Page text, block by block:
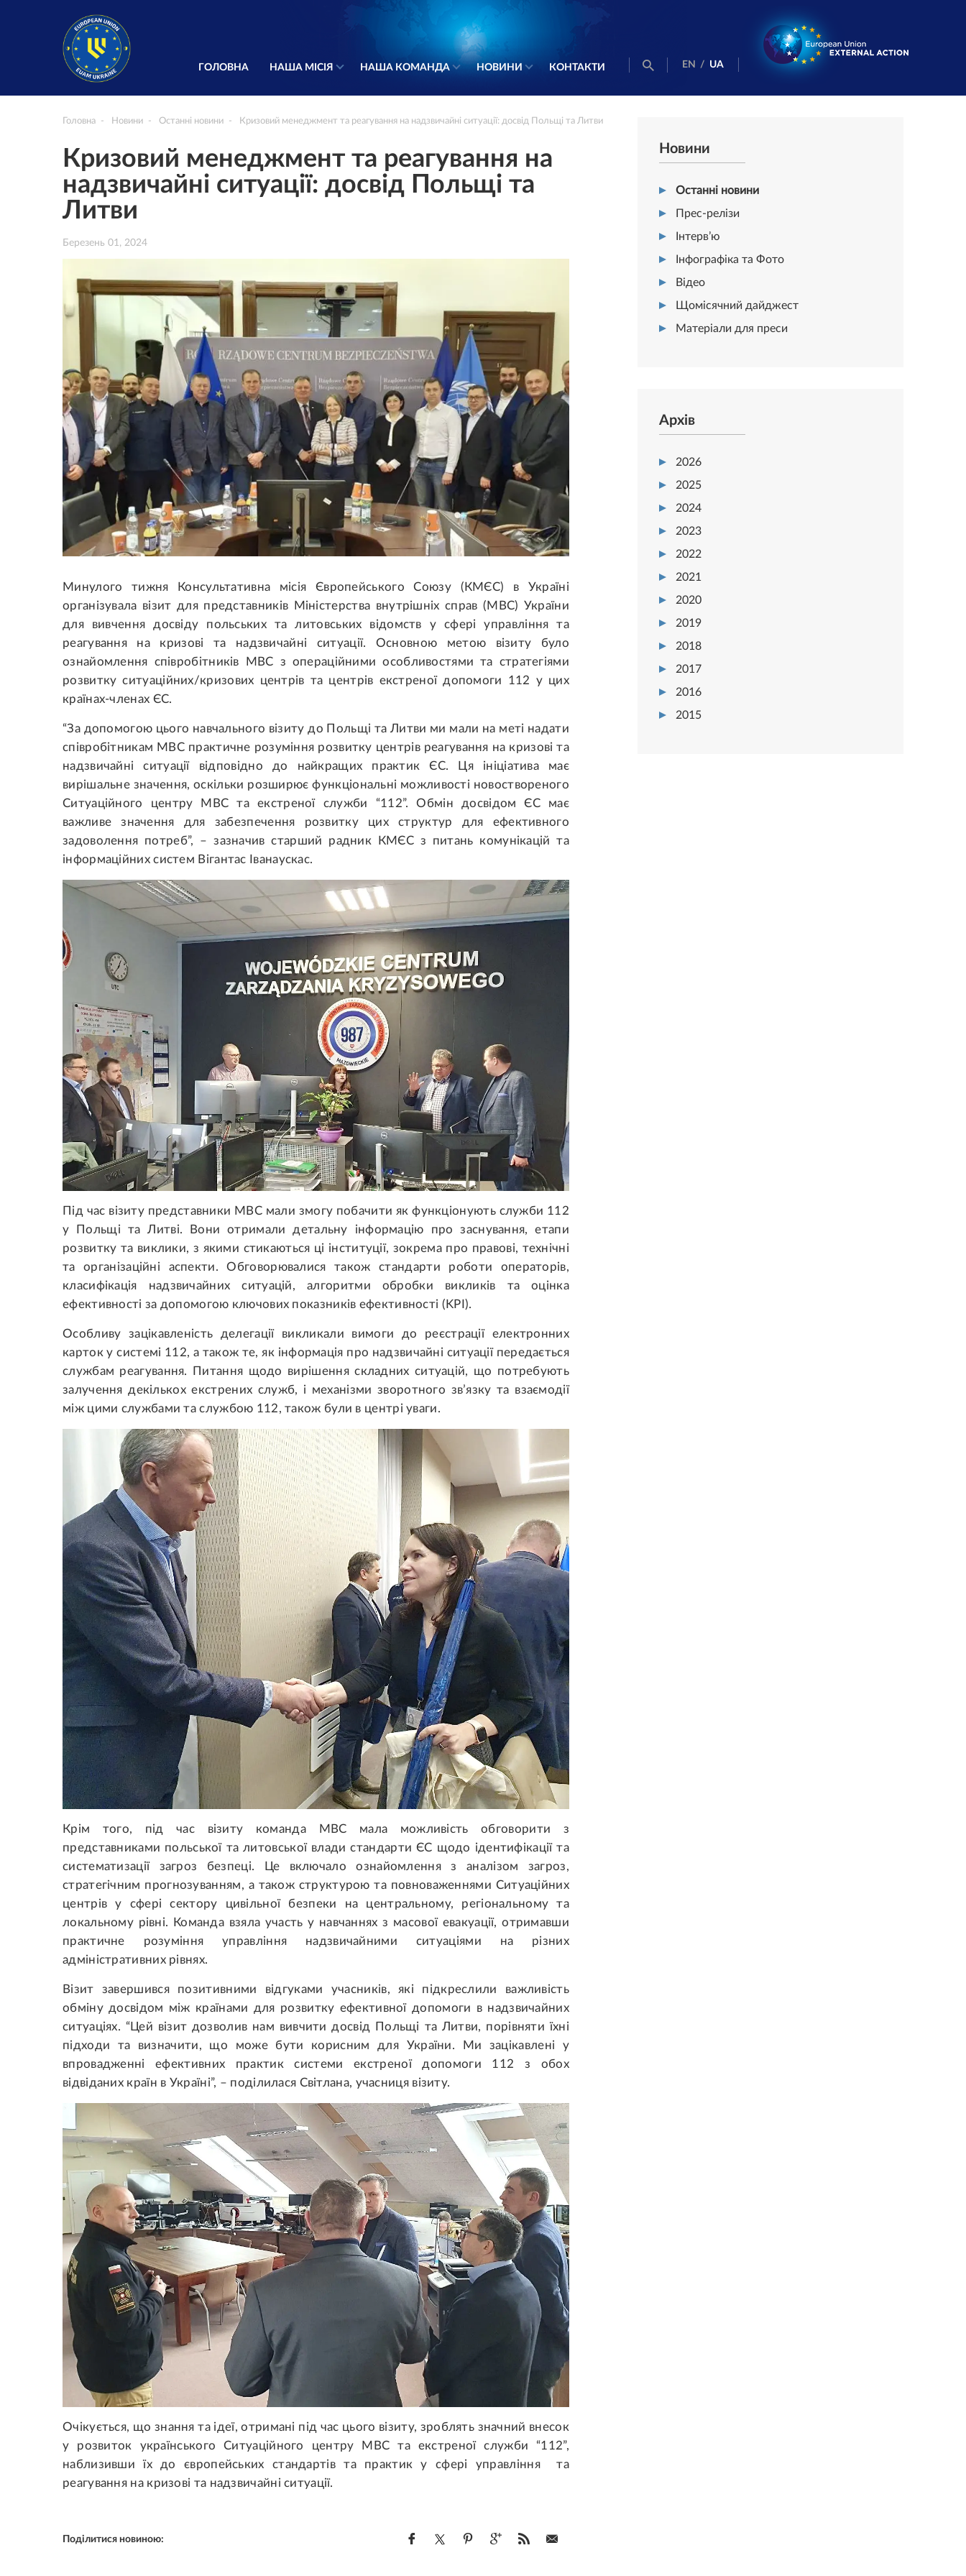
ГОЛОВНА НАША МІСІЯ НАША КОМАНДА НОВИНИ КОНТАКТИ EN / UA
Головна Новини Останні новини Кризовий менеджмент та реагування на надзвичайні ситуації: досвід Польщі та Литви
Кризовий менеджмент та реагування на
надзвичайні ситуації: досвід Польщі та
Литви
Березень 01, 2024
Минулого тижня Консультативна місія Європейського Союзу (КМЄС) в Україні
організувала візит для представників Міністерства внутрішніх справ (МВС) України
для вивчення досвіду польських та литовських відомств у сфері управління та
реагування на кризові та надзвичайні ситуації. Основною метою візиту було
ознайомлення співробітників МВС з операційними особливостями та стратегіями
розвитку ситуаційних/кризових центрів та центрів екстреної допомоги 112 у цих
країнах-членах ЄС.
“За допомогою цього навчального візиту до Польщі та Литви ми мали на меті надати
співробітникам МВС практичне розуміння розвитку центрів реагування на кризові та
надзвичайні ситуації відповідно до найкращих практик ЄС. Ця ініціатива має
вирішальне значення, оскільки розширює функціональні можливості новоствореного
Ситуаційного центру МВС та екстреної служби “112”. Обмін досвідом ЄС має
важливе значення для забезпечення розвитку цих структур для ефективного
задоволення потреб”, – зазначив старший радник КМЄС з питань комунікацій та
інформаційних систем Вігантас Іванаускас.
Під час візиту представники МВС мали змогу побачити як функціонують служби 112
у Польщі та Литві. Вони отримали детальну інформацію про заснування, етапи
розвитку та виклики, з якими стикаються ці інституції, зокрема про правові, технічні
та організаційні аспекти. Обговорювалися також стандарти роботи операторів,
класифікація надзвичайних ситуацій, алгоритми обробки викликів та оцінка
ефективності за допомогою ключових показників ефективності (KPI).
Особливу зацікавленість делегації викликали вимоги до реєстрації електронних
карток у системі 112, а також те, як інформація про надзвичайні ситуації передається
службам реагування. Питання щодо вирішення складних ситуацій, що потребують
залучення декількох екстрених служб, і механізми зворотного зв’язку та взаємодії
між цими службами та службою 112, також були в центрі уваги.
Крім того, під час візиту команда МВС мала можливість обговорити з
представниками польської та литовської влади стандарти ЄС щодо ідентифікації та
систематизації загроз безпеці. Це включало ознайомлення з аналізом загроз,
стратегічним прогнозуванням, а також структурою та повноваженнями Ситуаційних
центрів у сфері сектору цивільної безпеки на центральному, регіональному та
локальному рівні. Команда взяла участь у навчаннях з масової евакуації, отримавши
практичне розуміння управління надзвичайними ситуаціями на різних
адміністративних рівнях.
Візит завершився позитивними відгуками учасників, які підкреслили важливість
обміну досвідом між країнами для розвитку ефективної допомоги в надзвичайних
ситуаціях. “Цей візит дозволив нам вивчити досвід Польщі та Литви, порівняти їхні
підходи та визначити, що може бути корисним для України. Ми зацікавлені у
впровадженні ефективних практик системи екстреної допомоги 112 з обох
відвіданих країн в Україні”, – поділилася Світлана, учасниця візиту.
Очікується, що знання та ідеї, отримані під час цього візиту, зроблять значний внесок
у розвиток українського Ситуаційного центру МВС та екстреної служби “112”,
наблизивши їх до європейських стандартів та практик у сфері управління та
реагування на кризові та надзвичайні ситуації.
Поділитися новиною:
Новини
Останні новини
Прес-релізи
Інтерв’ю
Інфографіка та Фото
Відео
Щомісячний дайджест
Матеріали для преси
Архів
2026
2025
2024
2023
2022
2021
2020
2019
2018
2017
2016
2015